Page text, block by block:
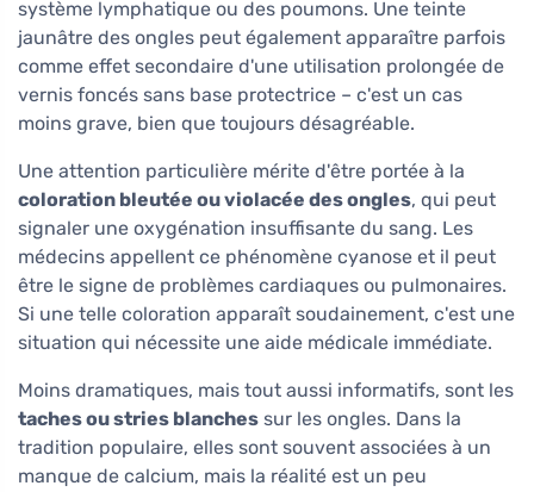
système lymphatique ou des poumons. Une teinte
jaunâtre des ongles peut également apparaître parfois
comme effet secondaire d'une utilisation prolongée de
vernis foncés sans base protectrice – c'est un cas
moins grave, bien que toujours désagréable.
Une attention particulière mérite d'être portée à la
coloration bleutée ou violacée des ongles, qui peut
signaler une oxygénation insuffisante du sang. Les
médecins appellent ce phénomène cyanose et il peut
être le signe de problèmes cardiaques ou pulmonaires.
Si une telle coloration apparaît soudainement, c'est une
situation qui nécessite une aide médicale immédiate.
Moins dramatiques, mais tout aussi informatifs, sont les
taches ou stries blanches sur les ongles. Dans la
tradition populaire, elles sont souvent associées à un
manque de calcium, mais la réalité est un peu